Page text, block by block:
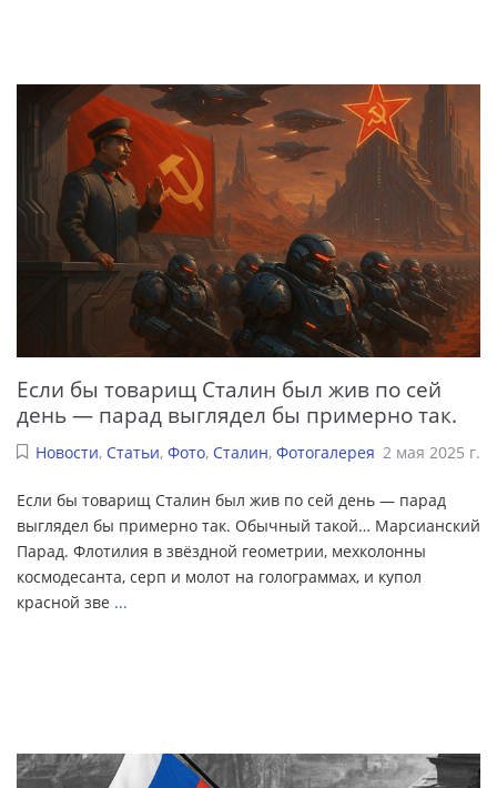
Если бы товарищ Сталин был жив по сей
день — парад выглядел бы примерно так.
Новости, Статьи, Фото, Сталин, Фотогалерея 2 мая 2025 г.
Если бы товарищ Сталин был жив по сей день — парад
выглядел бы примерно так. Обычный такой… Марсианский
Парад. Флотилия в звёздной геометрии, мехколонны
космодесанта, серп и молот на голограммах, и купол
красной зве ...